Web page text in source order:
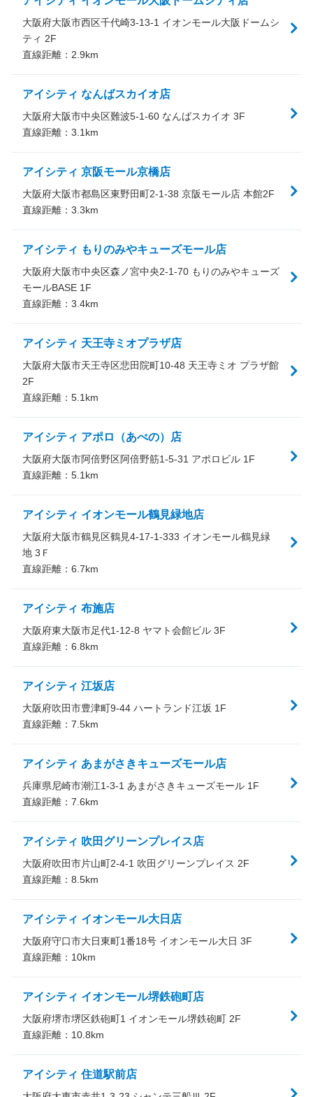
大阪府大阪市西区千代崎3-13-1 イオンモール大阪ドームシ
ティ 2F
直線距離： 2.9km
アイシティ なんばスカイオ店
大阪府大阪市中央区難波5-1-60 なんばスカイオ 3F
直線距離： 3.1 km
アイシティ 京阪モール京橋店
大阪府大阪市都島区東野田町2-1-38 京阪モール店 本館2F
直線距離： 3.3km
アイシティ もりのみやキューズモール店
大阪府大阪市中央区森ノ宮中央2-1-70 もりのみやキューズ
モールBASE 1F
直線距離： 3.4km
アイシティ 天王寺ミオプラザ店
大阪府大阪市天王寺区悲田院町10-48 天王寺ミオ プラザ館
2F
直線距離： 5.1 km
アイシティ アポロ（あべの）店
大阪府大阪市阿倍野区阿倍野筋1-5-31 アポロビル 1F
直線距離： 5.1 km
アイシティ イオンモール鶴見緑地店
大阪府大阪市鶴見区鶴見4-17-1-333 イオンモール鶴見緑
地 3Ｆ
直線距離： 6.7km
アイシティ 布施店
大阪府東大阪市足代1-12-8 ヤマト会館ビル 3F
直線距離： 6.8km
アイシティ 江坂店
大阪府吹田市豊津町9-44 ハートランド江坂 1F
直線距離： 7.5km
アイシティ あまがさきキューズモール店
兵庫県尼崎市潮江1-3-1 あまがさきキューズモール 1F
直線距離： 7.6km
アイシティ 吹田グリーンプレイス店
大阪府吹田市片山町2-4-1 吹田グリーンプレイス 2F
直線距離： 8.5km
アイシティ イオンモール大日店
大阪府守口市大日東町1番18号 イオンモール大日 3F
直線距離： 10km
アイシティ イオンモール堺鉄砲町店
大阪府堺市堺区鉄砲町1 イオンモール堺鉄砲町 2F
直線距離： 10.8km
アイシティ 住道駅前店